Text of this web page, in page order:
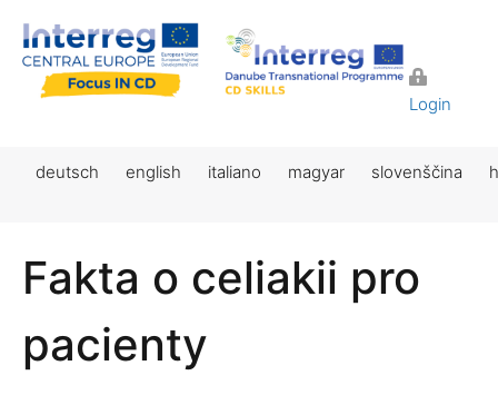
Login
deutsch english italiano magyar slovenščina
Fakta o celiakii pro
pacienty